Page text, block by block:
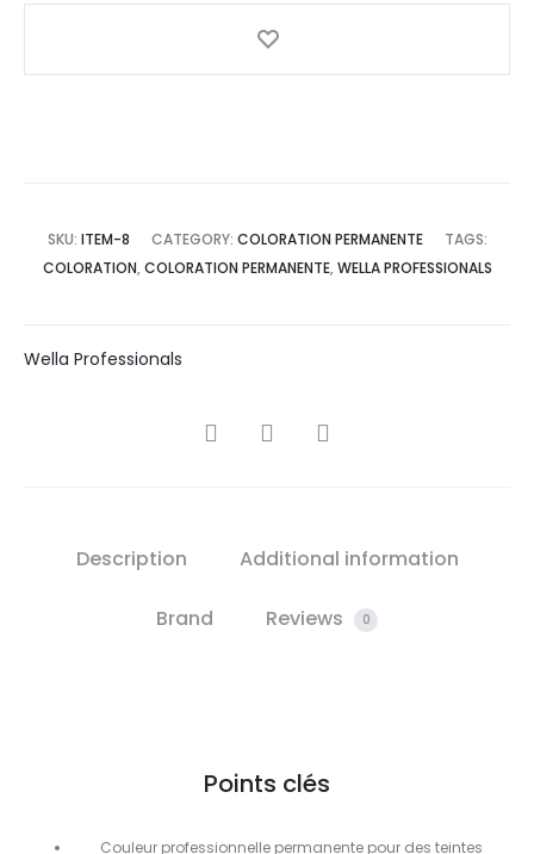
SKU: ITEM-8 CATEGORY: COLORATION PERMANENTE
TAGS:
COLORATION, COLORATION PERMANENTE, WELLA PROFESSIONALS
Wella Professionals
SHARE
Description Additional information
Brand Reviews 0
Points clés
Couleur professionnelle permanente pour des teintes